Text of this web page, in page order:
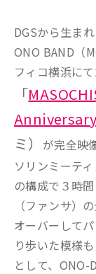
DGSから生ま
ONO BAND（
フィコ横浜に
「
ミ）
が完全映
ソリンミーテ
の構成で３時
（ファンサ）
オーバーして
り歩いた模様
として、ONO-